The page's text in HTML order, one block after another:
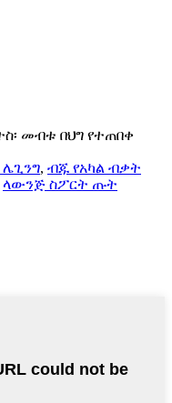
መብቱ በህግ የተጠበቀ
ሌጊንግ, ብጁ የአካል ብቃት
ላውንጅ ስፖርት ጡት